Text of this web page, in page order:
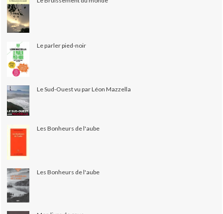
Le parler pied-noir
Le Sud-Ouest vu par Léon Mazzella
Les Bonheurs de l'aube
Les Bonheurs de l'aube